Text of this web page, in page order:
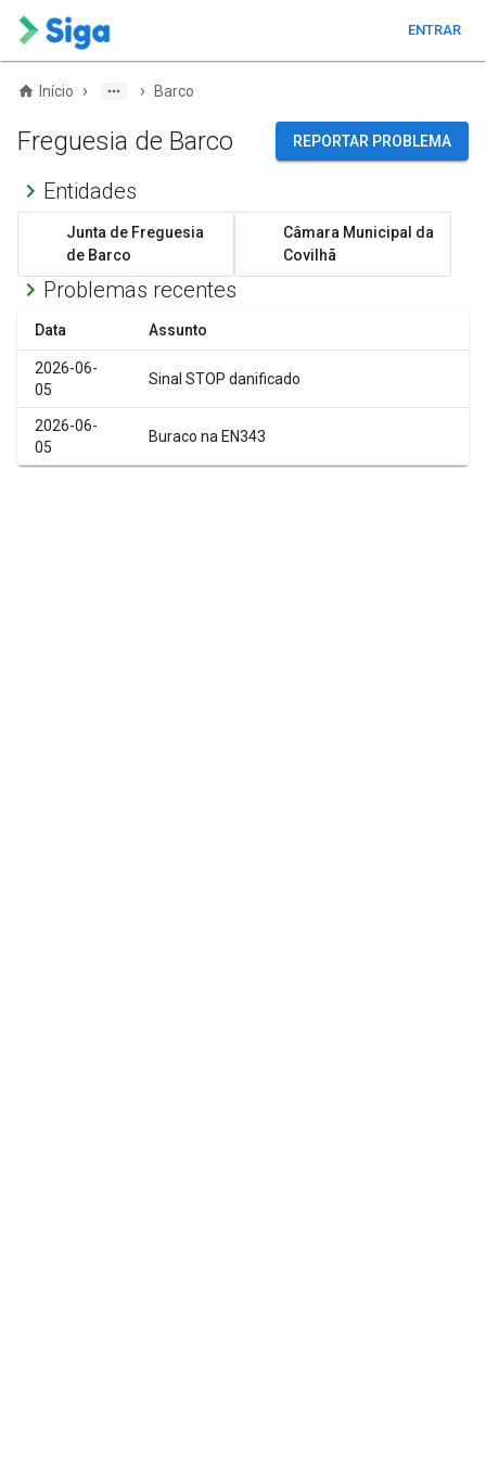
ENTRAR
Início › › Barco
Freguesia de Barco REPORTAR PROBLEMA
Entidades
Junta de Freguesia
de Barco
Câmara Municipal da
Covilhã
Problemas recentes
Data Assunto
2026-06-
05
Sinal STOP danificado
2026-06-
05
Buraco na EN343